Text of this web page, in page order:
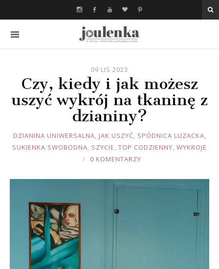
09 LIS 2023
Czy, kiedy i jak możesz
uszyć wykrój na tkaninę z
dzianiny?
JOULE
DZIANINA UNIWERSALNA, JAK USZYĆ, SPÓDNICA LUZACKA,
SUKIENKA SWOBODNA, SZYCIE, TOP CODZIENNY, WYKROJE
0 KOMENTARZY